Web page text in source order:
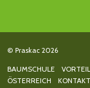
© Praskac 2026
BAUMSCHULE
ÖSTERREICH
KONTAKT